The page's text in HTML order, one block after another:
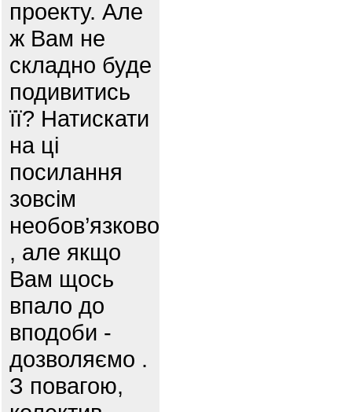
проекту. Але
ж Вам не
складно буде
подивитись
її? Натискати
на ці
посилання
зовсім
необов’язково
, але якщо
Вам щось
впало до
вподоби -
дозволяємо .
З повагою,